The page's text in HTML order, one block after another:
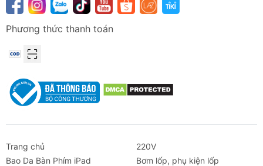
Phương thức thanh toán
Trang chủ
220V
Bao Da Bàn Phím iPad
Bơm lốp, phụ kiện lốp